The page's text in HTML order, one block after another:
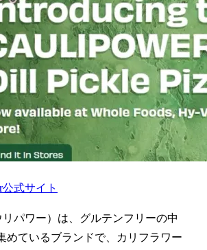
公式サイト
リパワー）は、グルテンフリーの中
めているブランドで、カリフラワー